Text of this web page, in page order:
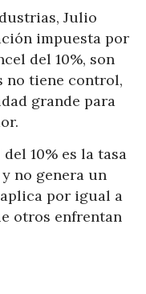
Julio
impuesta por
del 10%, son
no tiene control,
grande para
10% es la tasa
no genera un
por igual a
otros enfrentan